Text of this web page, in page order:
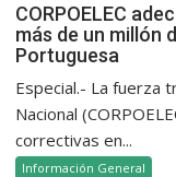
CORPOELEC
más de un millón
Portuguesa
Especial.- La fuerza
Nacional
correctivas en...
Información General